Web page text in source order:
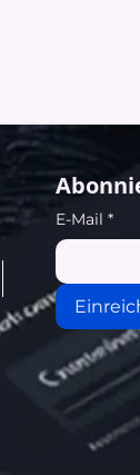
E-Mail *